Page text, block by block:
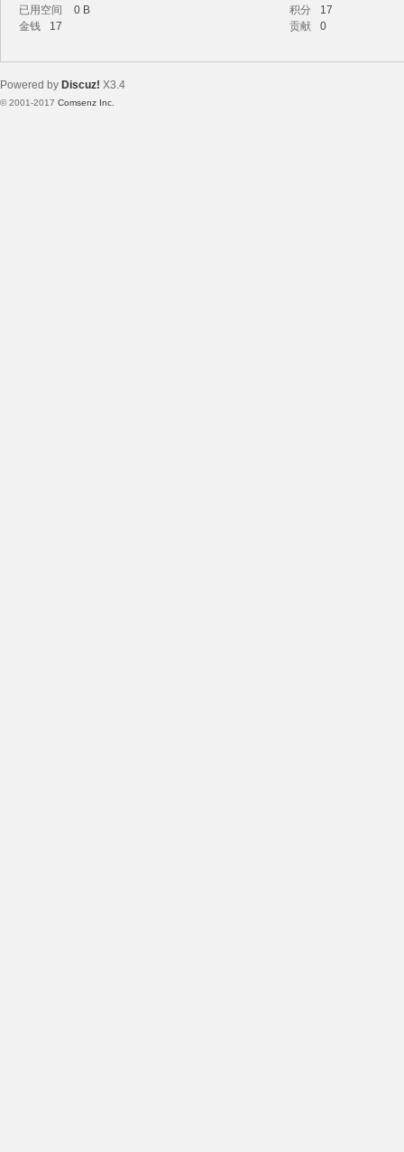
恒
已用空间
0 B 积分
17
金钱
17 贡献 0
Powered by Discuz! X3.4
© 2001-2017 Comsenz Inc.